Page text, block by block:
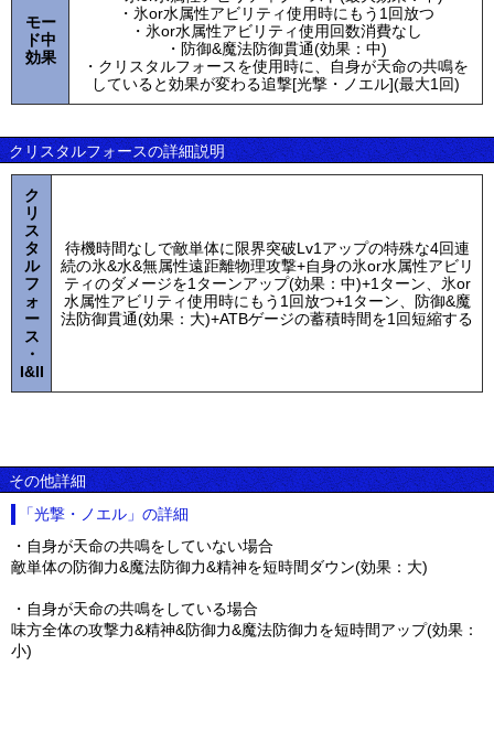
モー
ド中
効果
・氷or水属性アビリティ使用時にもう1回放つ
・氷or水属性アビリティ使用回数消費なし
・防御&魔法防御貫通(効果：中)
・クリスタルフォースを使用時に、自身が天命の共鳴を
していると効果が変わる追撃[光撃・ノエル](最大1回)
クリスタルフォースの詳細説明
ク
リ
ス
タ
ル
フ
ォ
ー
ス
・
I&II
待機時間なしで敵単体に限界突破Lv1アップの特殊な4回連
続の氷&水&無属性遠距離物理攻撃+自身の氷or水属性アビリ
ティのダメージを1ターンアップ(効果：中)+1ターン、氷or
水属性アビリティ使用時にもう1回放つ+1ターン、防御&魔
法防御貫通(効果：大)+ATBゲージの蓄積時間を1回短縮する
その他詳細
「光撃・ノエル」の詳細
・自身が天命の共鳴をしていない場合
敵単体の防御力&魔法防御力&精神を短時間ダウン(効果：大)
・自身が天命の共鳴をしている場合
味方全体の攻撃力&精神&防御力&魔法防御力を短時間アップ(効果：
小)